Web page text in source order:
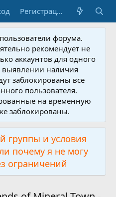
Регистрация
форума.
рекомендует не
аккаунтов для одного
выявлении наличия
заблокированы все
пользователя.
на временную
заблокированы.
группы и условия
почему я не могу
ограничений